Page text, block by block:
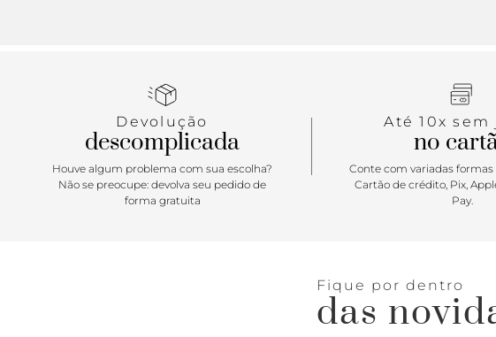
Devolução
descomplicada
Houve algum problema com sua escolha?
Não se preocupe: devolva seu pedido de
forma gratuita
Até 10x sem
no
Conte com variadas
Cartão de crédito, Pix,
Pay.
Fique por dentro
das